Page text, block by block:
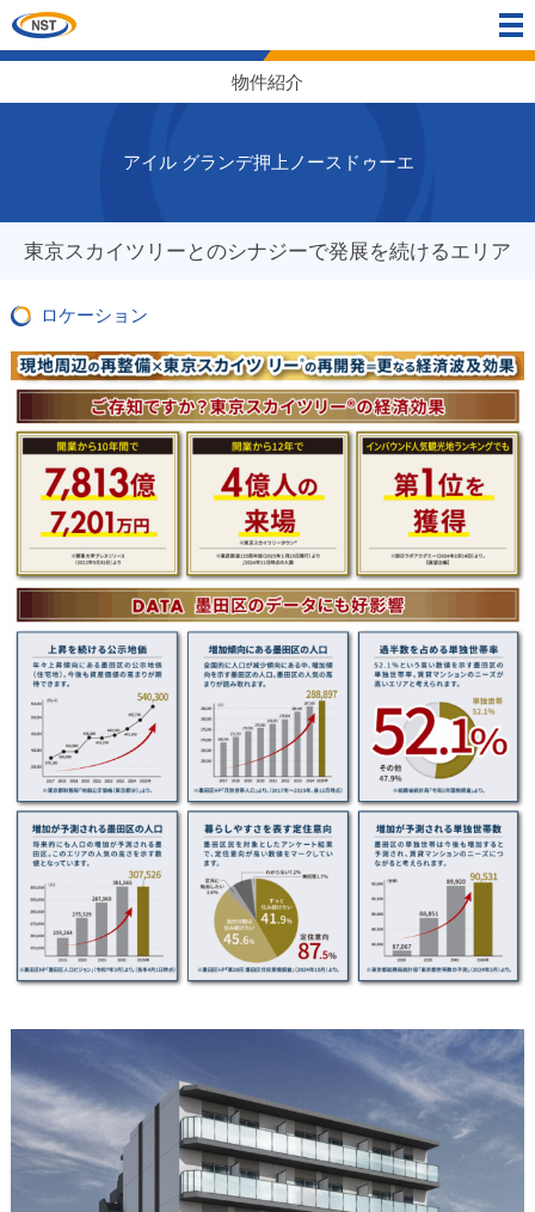
物件紹介
アイル グランデ押上ノースドゥーエ
東京スカイツリーとのシナジーで発展を続けるエリア
ロケーション